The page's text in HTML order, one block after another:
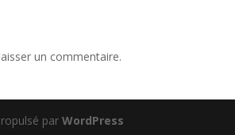
un commentaire.
parWordPress